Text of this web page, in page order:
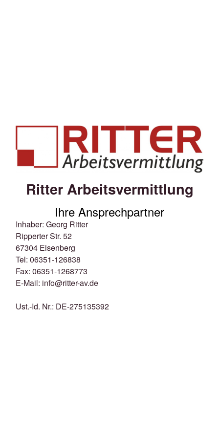
Ritter Arbeitsvermittlung
Ihre Ansprechpartner
Inhaber: Georg Ritter
Ripperter Str. 52
67304 Eisenberg
Tel: 06351-126838
Fax: 06351-1268773
E-Mail: info@ritter-av.de
Ust.-Id. Nr.: DE-275135392